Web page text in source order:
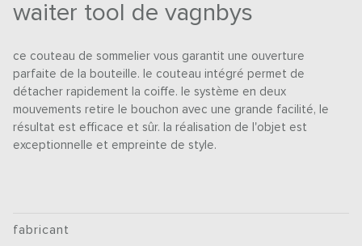
waiter tool de vagnbys
ce couteau de sommelier vous garantit une ouverture
parfaite de la bouteille. le couteau intégré permet de
détacher rapidement la coiffe. le système en deux
mouvements retire le bouchon avec une grande facilité, le
résultat est efficace et sûr. la réalisation de l'objet est
exceptionnelle et empreinte de style.
fabricant